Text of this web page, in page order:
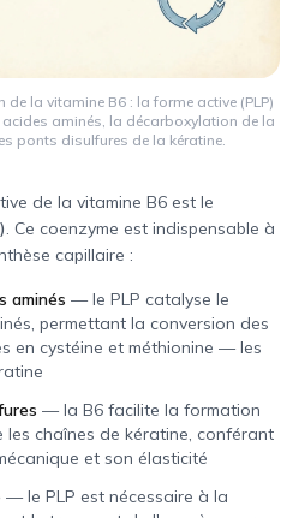
la vitamine B6 : la forme active (PLP)
aminés, la décarboxylation de la
ponts disulfures de la kératine.
de la vitamine B6 est le
. Ce coenzyme est indispensable à
capillaire :
aminés — le PLP catalyse le
permettant la conversion des
en cystéine et méthionine — les
— la B6 facilite la formation
chaînes de kératine, conférant
et son élasticité
— le PLP est nécessaire à la